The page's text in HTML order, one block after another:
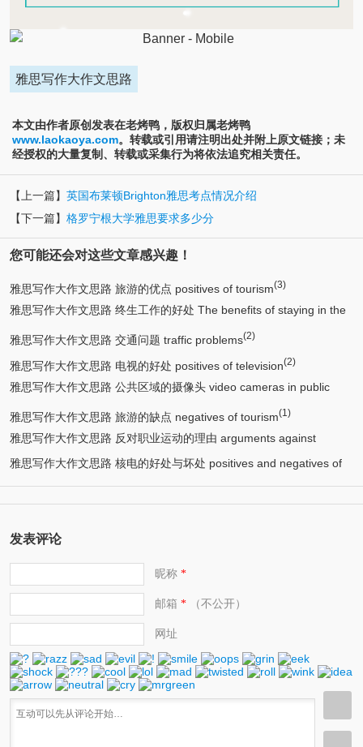
雅思写作大作文思路
本文由作者原创发表在老烤鸭，版权归属老烤鸭
www.laokaoya.com。转载或引用请注明出处并附上原文链接；未
经授权的大量复制、转载或采集行为将依法追究相关责任。
【上一篇】 英国布莱顿Brighton雅思考点情况介绍
【下一篇】 格罗宁根大学雅思要求多少分
您可能还会对这些文章感兴趣！
雅思写作大作文思路 旅游的优点 positives of tourism(3)
雅思写作大作文思路 终生工作的好处 The benefits of staying in the
same job for life(2)
雅思写作大作文思路 交通问题 traffic problems(2)
雅思写作大作文思路 电视的好处 positives of television(2)
雅思写作大作文思路 公共区域的摄像头 video cameras in public
place(1)
雅思写作大作文思路 旅游的缺点 negatives of tourism(1)
雅思写作大作文思路 反对职业运动的理由 arguments against
professional or competitive sport(1)
雅思写作大作文思路 核电的好处与坏处 positives and negatives of
(1)
发表评论
昵称*
邮箱 *（不公开）
网址